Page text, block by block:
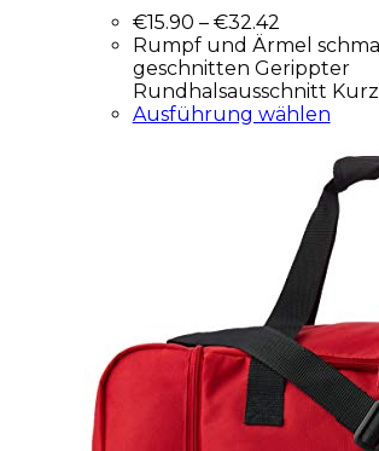
€15.90 – €32.42
Rumpf und Ärmel schmal
geschnitten Gerippter
Rundhalsausschnitt
Ausführung wählen